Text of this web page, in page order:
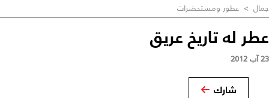
جمال > عطور ومستحضرات
عطر له تاريخ عريق
23 آب 2012
شارك